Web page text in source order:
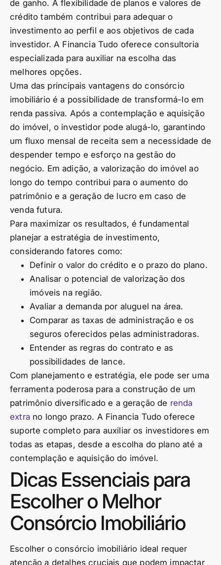
de ganho. A flexibilidade de planos e valores de
crédito também contribui para adequar o
investimento ao perfil e aos objetivos de cada
investidor. A Financia Tudo oferece consultoria
especializada para auxiliar na escolha das
melhores opções.
Uma das principais vantagens do consórcio
imobiliário é a possibilidade de transformá-lo em
renda passiva. Após a contemplação e aquisição
do imóvel, o investidor pode alugá-lo, garantindo
um fluxo mensal de receita sem a necessidade de
despender tempo e esforço na gestão do
negócio. Em adição, a valorização do imóvel ao
longo do tempo contribui para o aumento do
patrimônio e a geração de lucro em caso de
venda futura.
Para maximizar os resultados, é fundamental
planejar a estratégia de investimento,
considerando fatores como:
Definir o valor do crédito e o prazo do plano.
Analisar o potencial de valorização dos
imóveis na região.
Avaliar a demanda por aluguel na área.
Comparar as taxas de administração e os
seguros oferecidos pelas administradoras.
Entender as regras do contrato e as
possibilidades de lance.
Com planejamento e estratégia, ele pode ser uma
ferramenta poderosa para a construção de um
patrimônio diversificado e a geração de renda
extrano longo prazo. A Financia Tudo oferece
suporte completo para auxiliar os investidores em
todas as etapas, desde a escolha do plano até a
contemplação e aquisição do imóvel.
Dicas Essenciais para
Escolher o Melhor
Consórcio Imobiliário
Escolher o consórcio imobiliário ideal requer
atenção a detalhes cruciais que podem impactar